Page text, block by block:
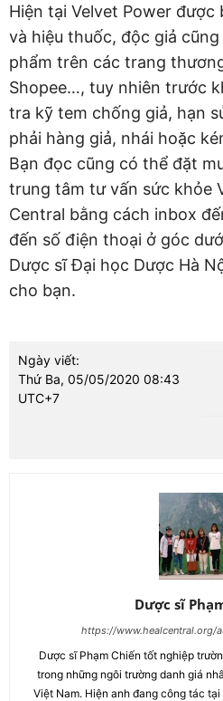
Hiện tại Velvet Power
và hiệu thuốc, độc giả
phẩm trên các trang
Shopee…, tuy nhiên trước
tra kỹ tem chống giả, hạn
phải hàng giả, nhái hoặc
Bạn đọc cũng có thể đặt
trung tâm tư vấn sức khỏe
Central bằng cách inbox
đến số điện thoại ở góc
Dược sĩ Đại học Dược Hà
cho bạn.
Ngày viết:
Thứ Ba, 05/05/2020 08:43
UTC+7
Dược sĩ
https://www.healcentral.org/
Dược sĩ Phạm Chiến tốt nghiệp
trong những ngôi trường danh giá
Việt Nam. Hiện anh đang công tác